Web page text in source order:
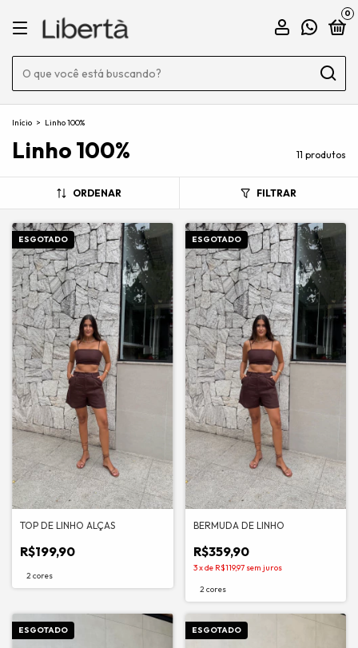
0
Início > Linho 100%
Linho 100% 11 produtos
ORDENAR FILTRAR
ESGOTADO
TOP DE LINHO ALÇAS
R$199,90
2 cores
ESGOTADO
BERMUDA DE LINHO
R$359,90
3xde R$119,97 sem juros
2 cores
ESGOTADO ESGOTADO